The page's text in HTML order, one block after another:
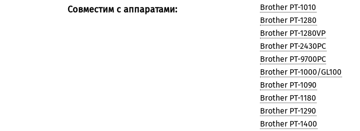
Совместим с аппаратами:
Brother PT-1010
Brother PT-1280
Brother PT-1280VP
Brother PT-2430PC
Brother PT-9700PC
Brother PT-1000/GL100
Brother PT-1090
Brother PT-1180
Brother PT-1290
Brother PT-1400